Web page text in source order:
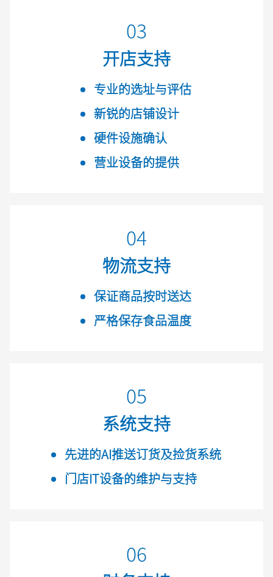
03
开店支持
专业的选址与评估
新锐的店铺设计
硬件设施确认
营业设备的提供
04
物流支持
保证商品按时送达
严格保存食品温度
05
系统支持
先进的AI推送订货及捡货系统
门店IT设备的维护与支持
06